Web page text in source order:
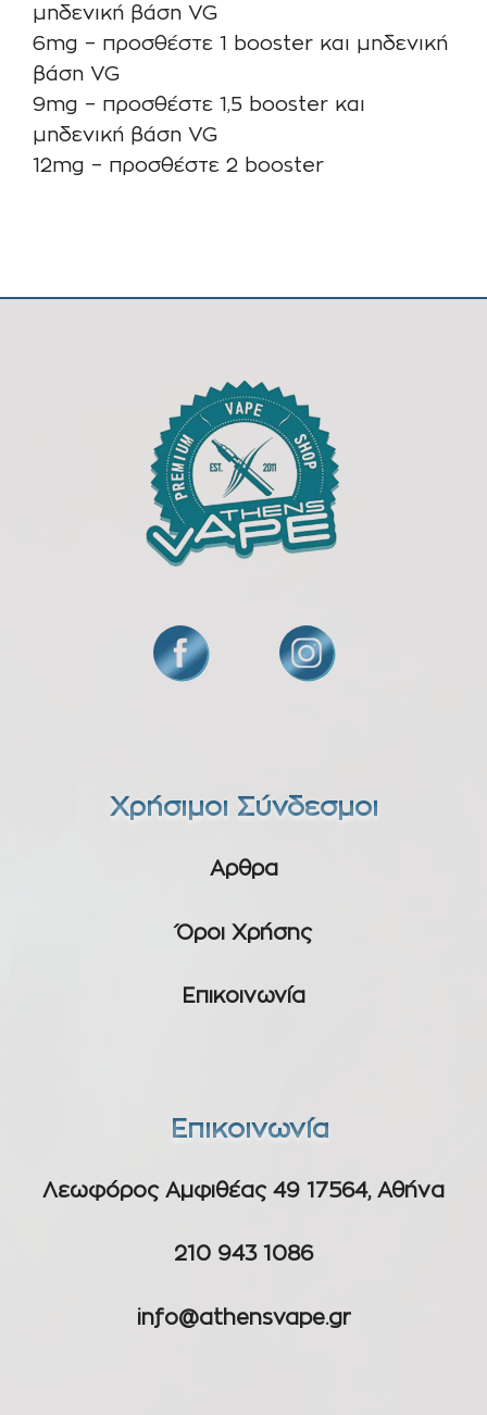
μηδενική βάση VG
6mg – προσθέστε 1 booster και μηδενική
βάση VG
9mg – προσθέστε 1,5 booster και
μηδενική βάση VG
12mg – προσθέστε 2 booster
Χρήσιμοι Σύνδεσμοι
Αρθρα
Όροι Χρήσης
Επικοινωνία
Επικοινωνία
Λεωφόρος Αμφιθέας 49 17564, Αθήνα
210 943 1086
info@athensvape.gr